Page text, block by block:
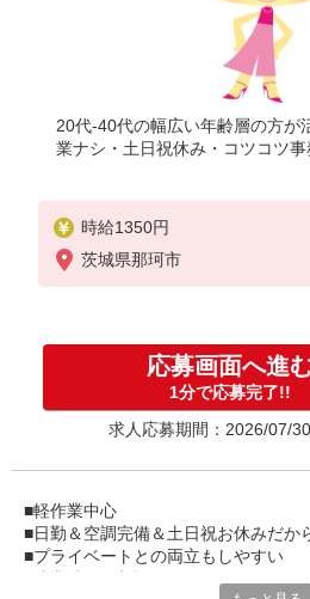
20代-40代の幅広い年齢層の方
業ナシ・土日祝休み・コツコツ事
時給1350円
茨城県那珂市
応募画面へ進
1分で応募完了!!
求人応募期間：2026/07/
■軽作業中心
■日勤＆空調完備＆土日祝お休みだか
■プライベートとの両立もしやすい